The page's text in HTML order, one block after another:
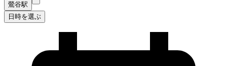
鶯谷駅
日時を選ぶ